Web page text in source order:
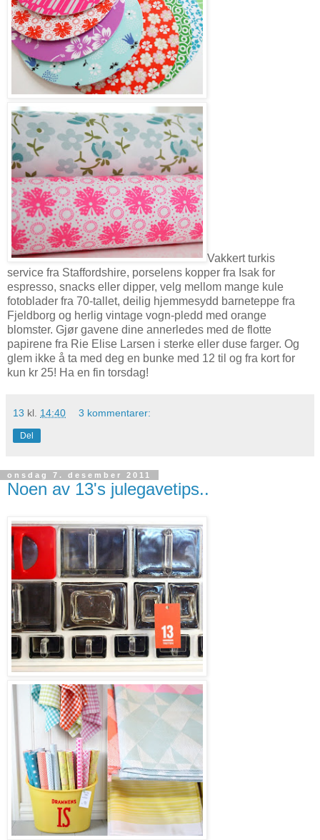
Vakkert turkis
service fra Staffordshire, porselens kopper fra Isak for
espresso, snacks eller dipper, velg mellom mange kule
fotoblader fra 70-tallet, deilig hjemmesydd barneteppe fra
Fjeldborg og herlig vintage vogn-pledd med orange
blomster. Gjør gavene dine annerledes med de flotte
papirene fra Rie Elise Larsen i sterke eller duse farger. Og
glem ikke å ta med deg en bunke med 12 til og fra kort for
kun kr 25! Ha en fin torsdag!
13 kl. 14:40 3 kommentarer:
Del
onsdag 7. desember 2011
Noen av 13's julegavetips..